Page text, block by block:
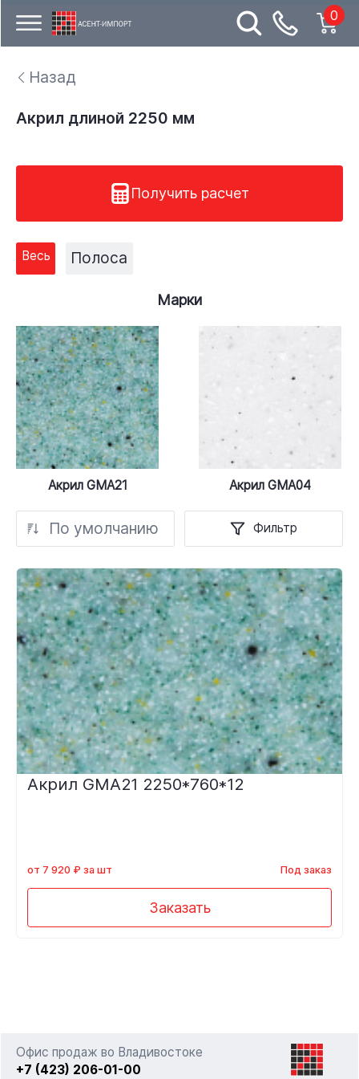
0
Назад
Акрил длиной 2250 мм
Получить расчет
Весь Полоса
Марки
Акрил GMA21 Акрил GMA04
По умолчанию Фильтр
Акрил GMA21 2250*760*12
от 7 920 ₽ за шт Под заказ
Заказать
Офис продаж во Владивостоке
+7 (423) 206-01-00